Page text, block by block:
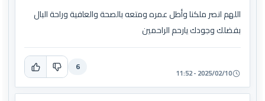
اللهم انصر ملكنا وأطل عمره ومتعه بالصحة والعافية وراحة البال
بفضلك وجودك يارحم الراحمين
2025/02/10 - 11:52
6